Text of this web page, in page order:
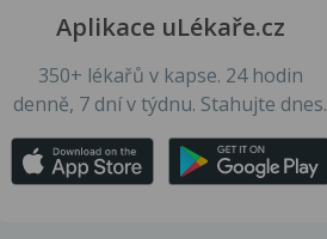
Aplikace uLékaře.cz
350+ lékařů v kapse. 24 hodin
denně, 7 dní v týdnu. Stahujte dnes.